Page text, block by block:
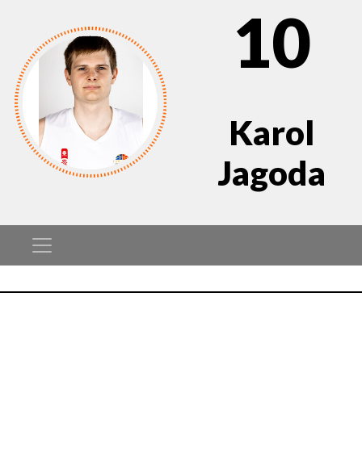
10
Karol
Jagoda